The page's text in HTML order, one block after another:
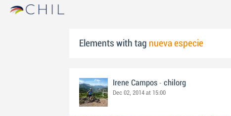
Elements with tag nueva especie
Irene Campos - chilorg
Dec 02, 2014 at 15:00